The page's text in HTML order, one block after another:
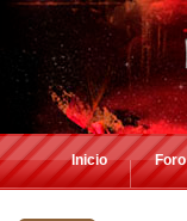
Inicio Foro